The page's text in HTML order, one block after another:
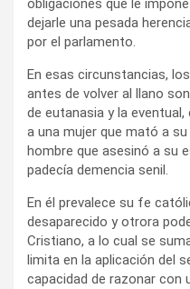
obligaciones que le
dejarle una pesada
por el parlamento.
En esas circunstancias,
antes de volver al llano
de eutanasia y la
a una mujer que mató a
hombre que asesinó a su
padecía demencia senil.
En él prevalece su fe
desaparecido y otrora
Cristiano, a lo cual se
limita en la aplicación del
capacidad de razonar con